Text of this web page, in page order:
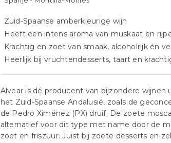
Zuid-Spaanse amberkleurige wijn
Heeft een intens aroma van muskaat en
Krachtig en zoet van smaak, alcoholrijk én
Heerlijk bij vruchtendesserts, taart en
Alvear is dé producent van bijzondere wijnen
het Zuid-Spaanse Andalusië, zoals de
de Pedro Ximénez (PX) druif. De zoete
alternatief voor dit type met name door de
zoet en friszuur. Juist bij zoete desserts en